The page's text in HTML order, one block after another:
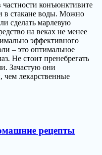
конъюнктивите
в стакане воды. Можно
сделать марлевую
на веках не менее
эффективного
– это оптимальное
Не стоит пренебрегать
Зачастую они
чем лекарственные
рецепты